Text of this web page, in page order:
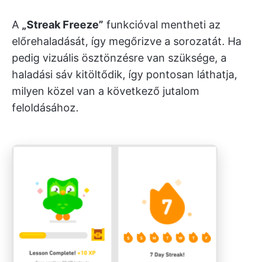
A „Streak Freeze” funkcióval mentheti az
előrehaladását, így megőrizve a sorozatát. Ha
pedig vizuális ösztönzésre van szüksége, a
haladási sáv kitöltődik, így pontosan láthatja,
milyen közel van a következő jutalom
feloldásához.